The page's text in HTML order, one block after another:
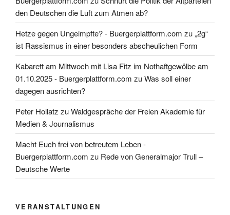
den Deutschen die Luft zum Atmen ab?
Hetze gegen Ungeimpfte? - Buergerplattform.com zu„2g“
ist Rassismus in einer besonders abscheulichen Form
Kabarett am Mittwoch mit Lisa Fitz im Nothaftgewölbe am
01.10.2025 - Buergerplattform.com zuWas soll einer
dagegen ausrichten?
Peter Hollatz zuWaldgespräche der Freien Akademie für
Medien & Journalismus
Macht Euch frei von betreutem Leben -
Buergerplattform.com zu Rede von Generalmajor Trull –
Deutsche Werte
VERANSTALTUNGEN